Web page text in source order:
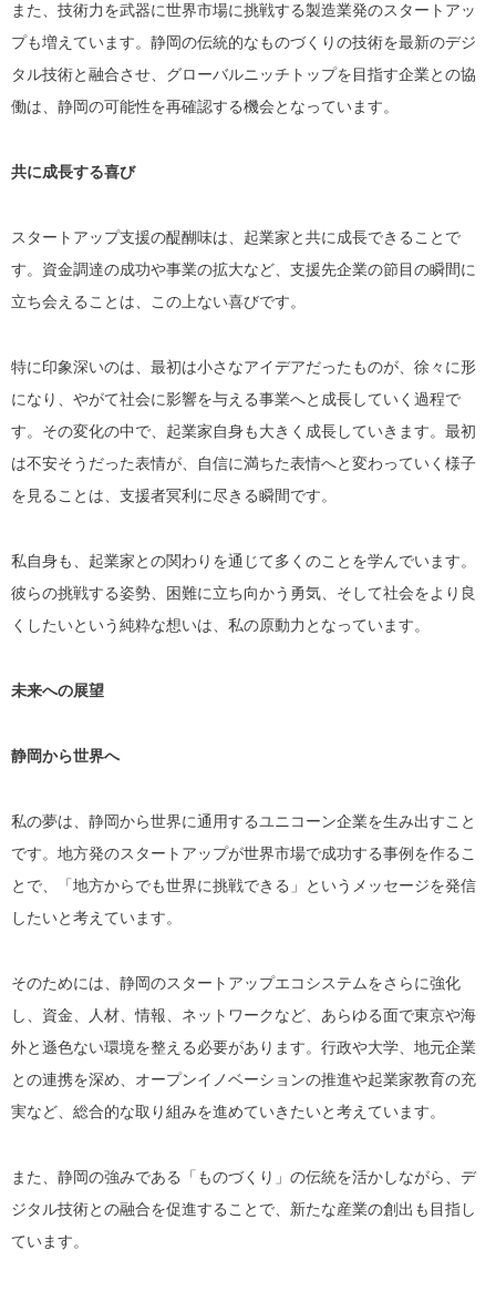
また、技術力を武器に世界市場に挑戦する製造業発のスタートアッ
プも増えています。静岡の伝統的なものづくりの技術を最新のデジ
タル技術と融合させ、グローバルニッチトップを目指す企業との協
働は、静岡の可能性を再確認する機会となっています。
共に成長する喜び
スタートアップ支援の醍醐味は、起業家と共に成長できることで
す。資金調達の成功や事業の拡大など、支援先企業の節目の瞬間に
立ち会えることは、この上ない喜びです。
特に印象深いのは、最初は小さなアイデアだったものが、徐々に形
になり、やがて社会に影響を与える事業へと成長していく過程で
す。その変化の中で、起業家自身も大きく成長していきます。最初
は不安そうだった表情が、自信に満ちた表情へと変わっていく様子
を見ることは、支援者冥利に尽きる瞬間です。
私自身も、起業家との関わりを通じて多くのことを学んでいます。
彼らの挑戦する姿勢、困難に立ち向かう勇気、そして社会をより良
くしたいという純粋な想いは、私の原動力となっています。
未来への展望
静岡から世界へ
私の夢は、静岡から世界に通用するユニコーン企業を生み出すこと
です。地方発のスタートアップが世界市場で成功する事例を作るこ
とで、「地方からでも世界に挑戦できる」というメッセージを発信
したいと考えています。
そのためには、静岡のスタートアップエコシステムをさらに強化
し、資金、人材、情報、ネットワークなど、あらゆる面で東京や海
外と遜色ない環境を整える必要があります。行政や大学、地元企業
との連携を深め、オープンイノベーションの推進や起業家教育の充
実など、総合的な取り組みを進めていきたいと考えています。
また、静岡の強みである「ものづくり」の伝統を活かしながら、デ
ジタル技術との融合を促進することで、新たな産業の創出も目指し
ています。